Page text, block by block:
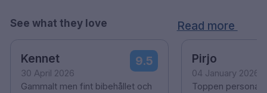
See what they love Read more
Kennet
30 April 2026
9.5
Gammalt men fint bibehållet och
Pirjo
04 January 2026
Toppen personal